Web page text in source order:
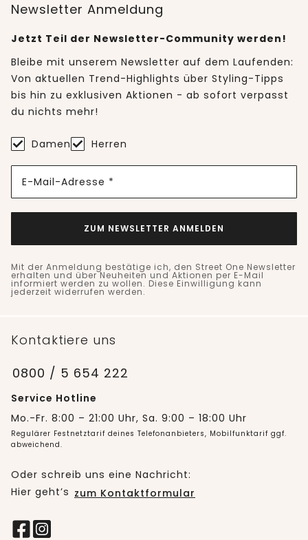
Newsletter Anmeldung
Jetzt Teil der Newsletter-Community werden!
Bleibe mit unserem Newsletter auf dem Laufenden:
Von aktuellen Trend-Highlights über Styling-Tipps
bis hin zu exklusiven Aktionen - ab sofort verpasst
du nichts mehr!
Damen Herren
E-Mail-Adresse *
ZUM NEWSLETTER ANMELDEN
Mit der Anmeldung bestätige ich, den Street One Newsletter
erhalten und über Neuheiten und Aktionen per E-Mail
informiert werden zu wollen. Diese Einwilligung kann
jederzeit widerrufen werden.
Kontaktiere uns
0800 / 5 654 222
Service Hotline
Mo.-Fr. 8:00 – 21:00 Uhr, Sa. 9:00 – 18:00 Uhr
Regulärer Festnetztarif deines Telefonanbieters, Mobilfunktarif ggf.
abweichend.
Oder schreib uns eine Nachricht:
Hier geht’s zum Kontaktformular